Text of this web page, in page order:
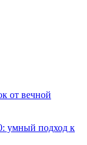
от вечной
умный подход к